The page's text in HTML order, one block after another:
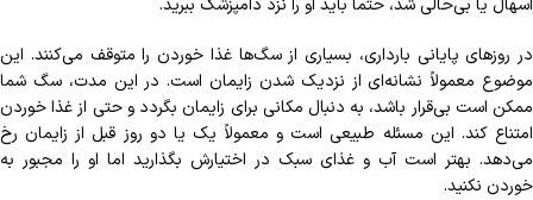
اسهال یا بی‌حالی شد، حتماً باید او را نزد دامپزشک ببرید.
در روزهای پایانی بارداری، بسیاری از سگ‌ها غذا خوردن را متوقف می‌کنند. این
موضوع معمولاً نشانه‌ای از نزدیک شدن زایمان است. در این مدت، سگ شما
ممکن است بی‌قرار باشد، به دنبال مکانی برای زایمان بگردد و حتی از غذا خوردن
امتناع کند. این مسئله طبیعی است و معمولاً یک یا دو روز قبل از زایمان رخ
می‌دهد. بهتر است آب و غذای سبک در اختیارش بگذارید اما او را مجبور به
خوردن نکنید.